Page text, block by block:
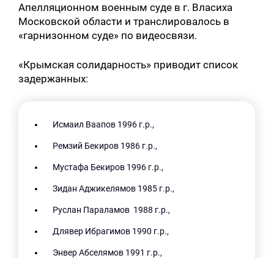
Апелляционном военным суде в г. Власиха
Московской области и транслировалось в
«гарнизонном суде» по видеосвязи.
«Крымская солидарность» приводит список
задержанных:
Исмаил Ваапов 1996 г.р.,
Ремзий Бекиров 1986 г.р.,
Мустафа Бекиров 1996 г.р.,
Зидан Аджикелямов 1985 г.р.,
Руслан Параламов 1988 г.р.,
Длявер Ибрагимов 1990 г.р.,
Энвер Абселямов 1991 г.р.,